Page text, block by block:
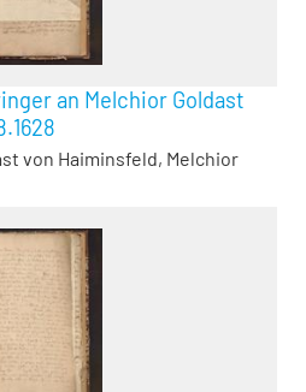
an Melchior Goldast
von Haiminsfeld, Melchior